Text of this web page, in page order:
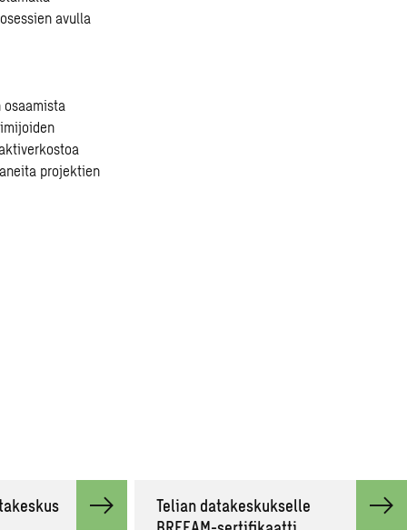
avulla
projektien
Telian datakeskukselle